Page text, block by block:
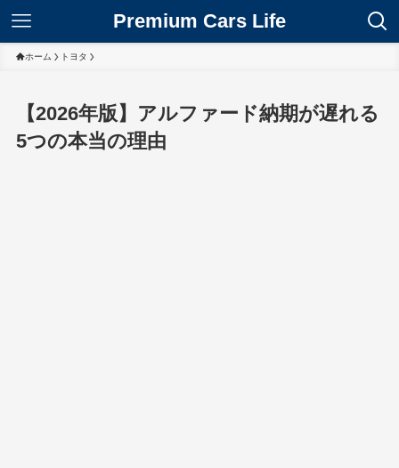
Premium Cars Life
ホーム トヨタ
【2026年版】アルファード納期が遅れる
5つの本当の理由